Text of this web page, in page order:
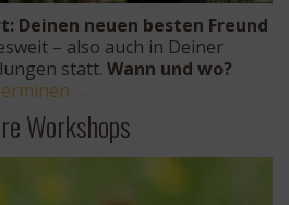
Deinen neuen besten Freund
– also auch in Deiner
statt. Wann und wo?
…
Workshops